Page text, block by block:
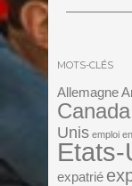
MOTS-CLÉS
Allemagne
Canada
Unis emploi
Etats-
expatrié